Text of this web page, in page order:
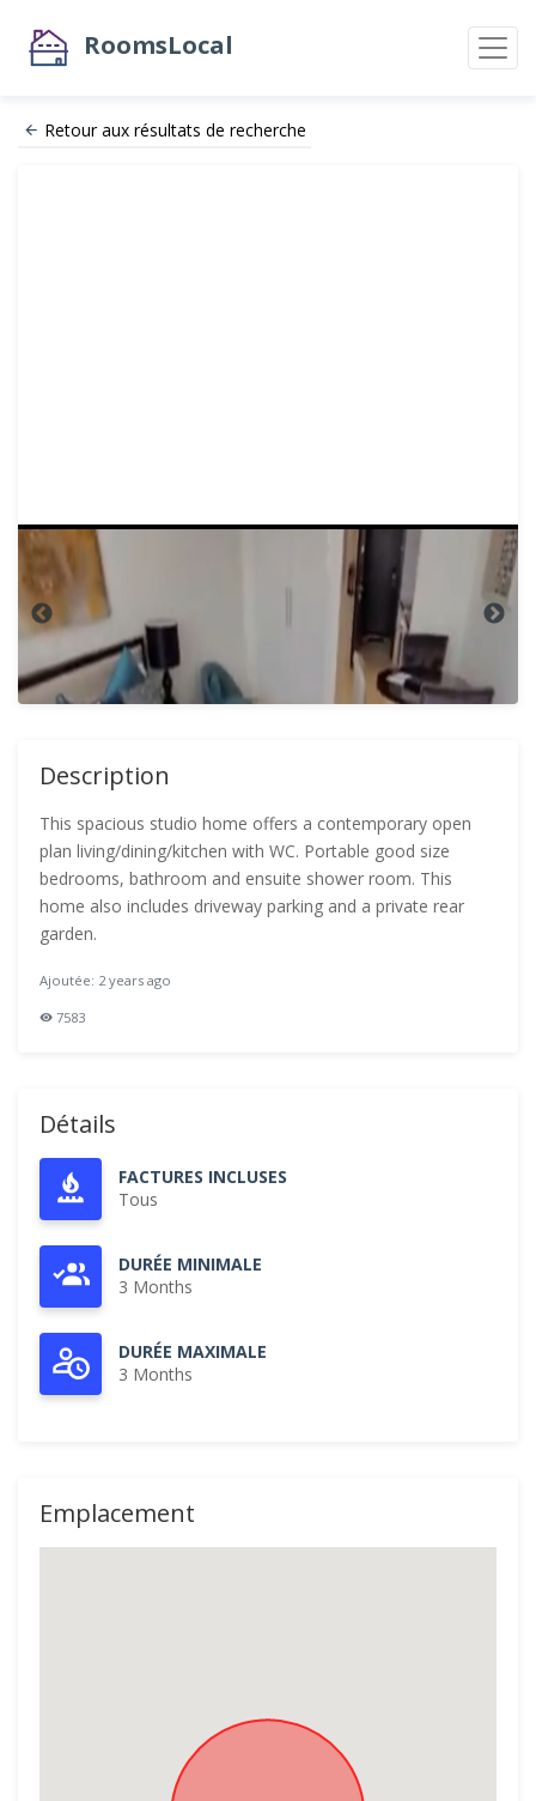
RoomsLocal
Retour aux résultats de recherche
Description
This spacious studio home offers a contemporary open
plan living/dining/kitchen with WC. Portable good size
bedrooms, bathroom and ensuite shower room. This
home also includes driveway parking and a private rear
garden.
Ajoutée: 2 years ago
7583
Détails
FACTURES INCLUSES
Tous
DURÉE MINIMALE
3 Months
DURÉE MAXIMALE
3 Months
Emplacement